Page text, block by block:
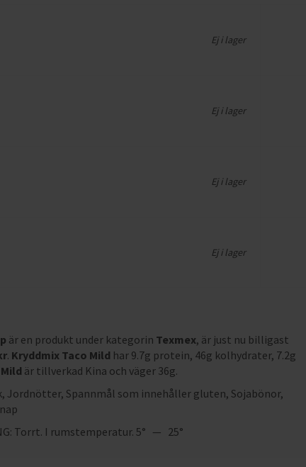
Ej i lager
Ej i lager
Ej i lager
Ej i lager
är en produkt under kategorin Texmex, är just nu billigast
. Kryddmix Taco Mild har 9.7g protein, 46g kolhydrater, 7.2g
är tillverkad Kina och väger 36g.
, Jordnötter, Spannmål som innehåller gluten, Sojabönor,
Torrt. I rumstemperatur. 5° — 25°